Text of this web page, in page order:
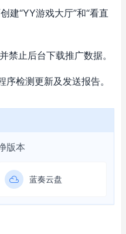
建“YY游戏大厅”和“看直
禁止后台下载推广数据。
检测更新及发送报告。
版本
蓝奏云盘